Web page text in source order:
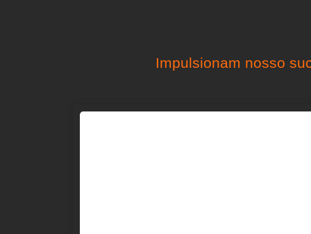
Impulsionam nosso